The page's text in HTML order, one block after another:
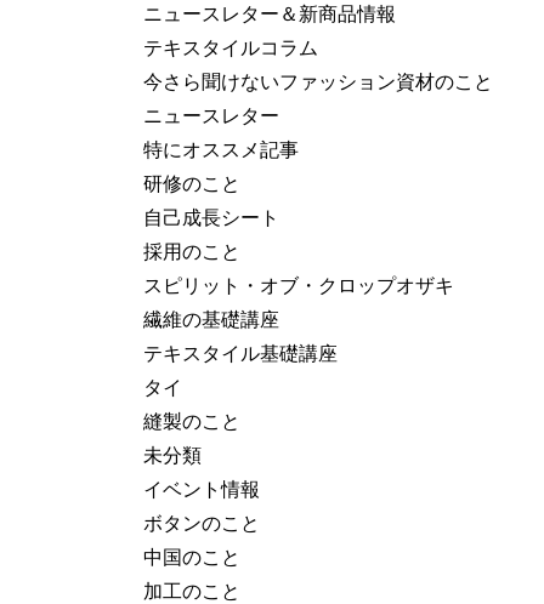
ニュースレター＆新商品情報
テキスタイルコラム
今さら聞けないファッション資材のこと
ニュースレター
特にオススメ記事
研修のこと
自己成長シート
採用のこと
スピリット・オブ・クロップオザキ
繊維の基礎講座
テキスタイル基礎講座
タイ
縫製のこと
未分類
イベント情報
ボタンのこと
中国のこと
加工のこと